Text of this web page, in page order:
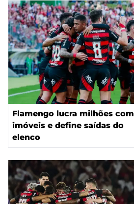
Flamengo lucra milhões com
imóveis e define saídas do
elenco